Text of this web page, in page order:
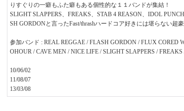
りすぐりの一癖もふた癖もある個性的な１１バンドが集結！
SLIGHT SLAPPERS、FREAKS、STAB 4 REASON、IDOL
SH GORDONと言ったFast/thrashハードコア好きには堪らない超
参加バンド : REAL REGGAE / FLASH GORDON / FLUX CORED
OHOUR / CAVE MEN / NICE LIFE / SLIGHT SLAPPERS /
10/06/02
11/08/07
13/03/08